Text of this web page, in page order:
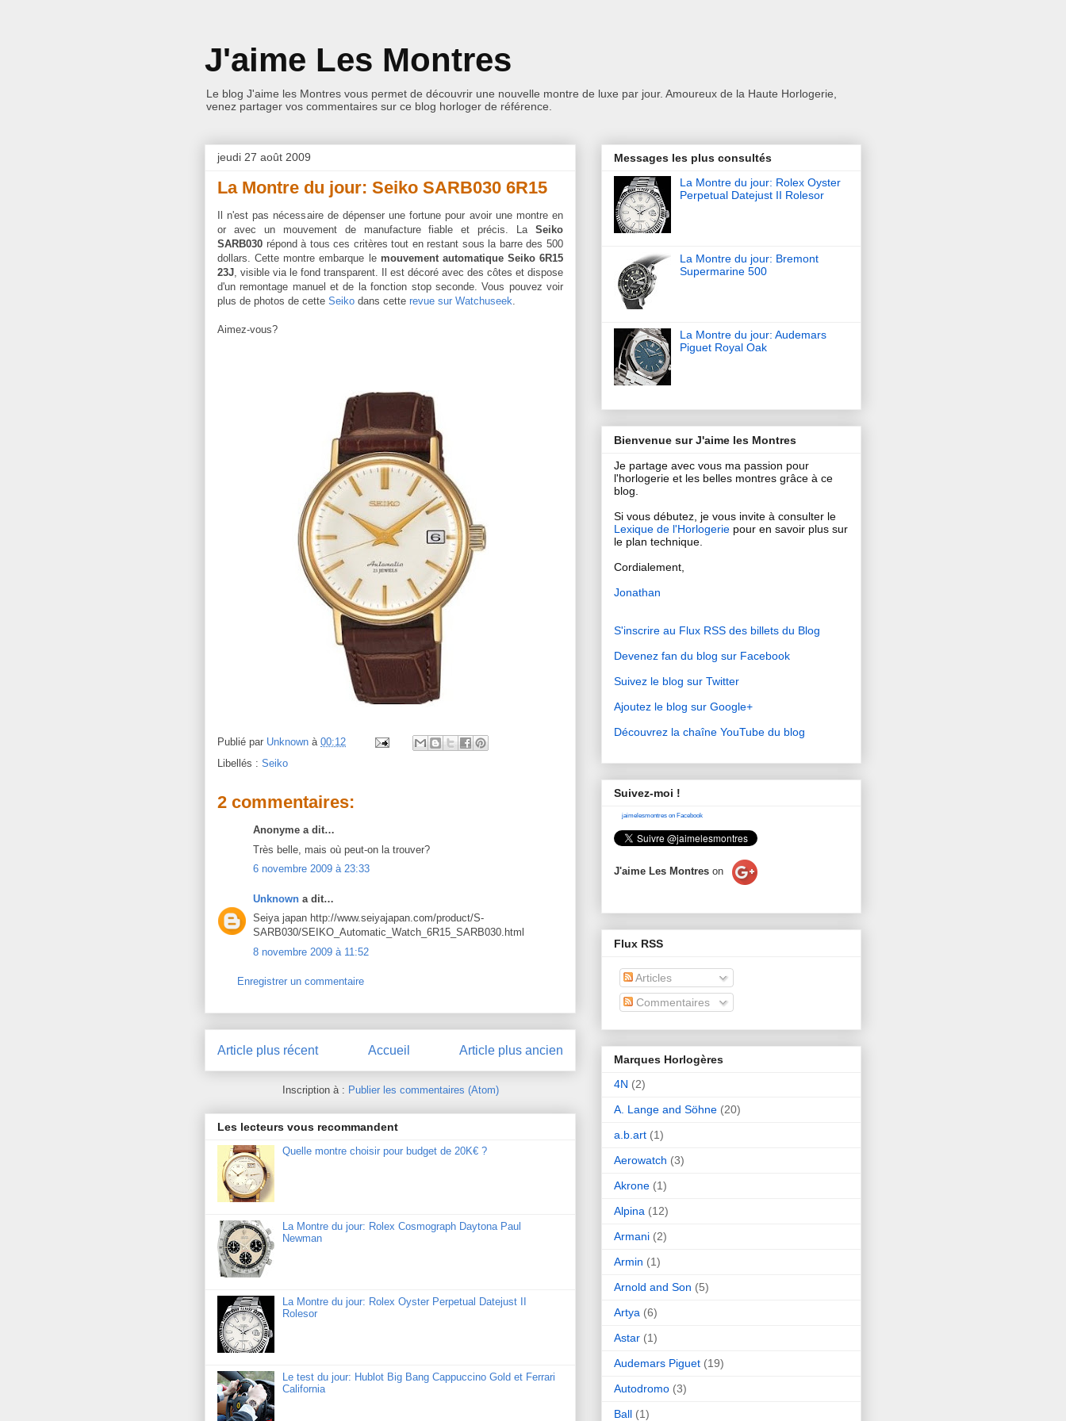
J'aime Les Montres
Le blog J'aime les Montres vous permet de découvrir une nouvelle montre de luxe par jour. Amoureux de la Haute Horlogerie,
venez partager vos commentaires sur ce blog horloger de référence.
jeudi 27 août 2009
La Montre du jour: Seiko SARB030 6R15
Il n'est pas nécessaire de dépenser une fortune pour avoir une montre en
or avec un mouvement de manufacture fiable et précis. La Seiko
SARB030 répond à tous ces critères tout en restant sous la barre des 500
dollars. Cette montre embarque le mouvement automatique Seiko 6R15
23J, visible via le fond transparent. Il est décoré avec des côtes et dispose
d'un remontage manuel et de la fonction stop seconde. Vous pouvez voir
plus de photos de cette Seiko dans cette revue sur Watchuseek.
Aimez-vous?
Publié par Unknown à 00:12
Libellés : Seiko
2 commentaires:
Anonyme a dit…
Très belle, mais où peut-on la trouver?
6 novembre 2009 à 23:33
Unknown a dit…
Seiya japan http://www.seiyajapan.com/product/S-
SARB030/SEIKO_Automatic_Watch_6R15_SARB030.html
8 novembre 2009 à 11:52
Enregistrer un commentaire
Article plus récent Article plus ancien
Accueil
Inscription à : Publier les commentaires (Atom)
Les lecteurs vous recommandent
Quelle montre choisir pour budget de 20K€ ?
La Montre du jour: Rolex Cosmograph Daytona Paul
Newman
La Montre du jour: Rolex Oyster Perpetual Datejust II
Rolesor
Le test du jour: Hublot Big Bang Cappuccino Gold et Ferrari
California
Messages les plus consultés
La Montre du jour: Rolex Oyster
Perpetual Datejust II Rolesor
La Montre du jour: Bremont
Supermarine 500
La Montre du jour: Audemars
Piguet Royal Oak
Bienvenue sur J'aime les Montres
Je partage avec vous ma passion pour
l'horlogerie et les belles montres grâce à ce
blog.
Si vous débutez, je vous invite à consulter le
Lexique de l'Horlogerie pour en savoir plus sur
le plan technique.
Cordialement,
Jonathan
S'inscrire au Flux RSS des billets du Blog
Devenez fan du blog sur Facebook
Suivez le blog sur Twitter
Ajoutez le blog sur Google+
Découvrez la chaîne YouTube du blog
Suivez-moi !
jaimelesmontres on Facebook
J'aime Les Montres on
Flux RSS
Articles
Commentaires
Marques Horlogères
4N (2)
A. Lange and Söhne (20)
a.b.art (1)
Aerowatch (3)
Akrone (1)
Alpina (12)
Armani (2)
Armin (1)
Arnold and Son (5)
Artya (6)
Astar (1)
Audemars Piguet (19)
Autodromo (3)
Ball (1)